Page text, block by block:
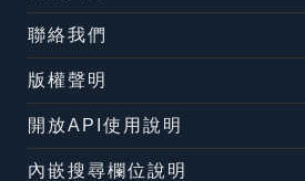
聯絡我們
版權聲明
開放API使用說明
內嵌搜尋欄位說明